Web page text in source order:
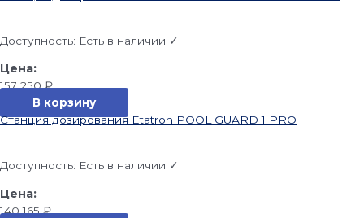
Доступность: Есть в наличии ✓
157 250₽
В корзину
Станция дозирования Etatron POOL GUARD 1 PRO
Доступность: Есть в наличии ✓
140 165₽